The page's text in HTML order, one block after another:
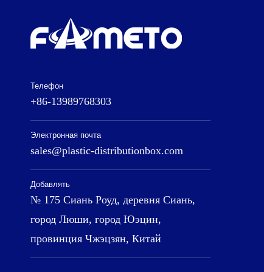
Телефон
+86-13989768303
Электронная почта
sales@plastic-distributionbox.com
Добавлять
№ 175 Сиань Роуд, деревня Сиань,
город Люши, город Юэцин,
провинция Чжэцзян, Китай